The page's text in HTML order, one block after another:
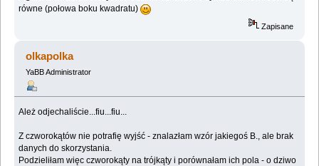
równe (połowa boku kwadratu)
Zapisane
olkapolka
YaBB Administrator
Ależ odjechaliście...fiu...fiu...
Z czworokątów nie potrafię wyjść - znalazłam wzór jakiegoś B., ale brak
danych do skorzystania.
Podzieliłam więc czworokąty na trójkąty i porównałam ich pola - o dziwo